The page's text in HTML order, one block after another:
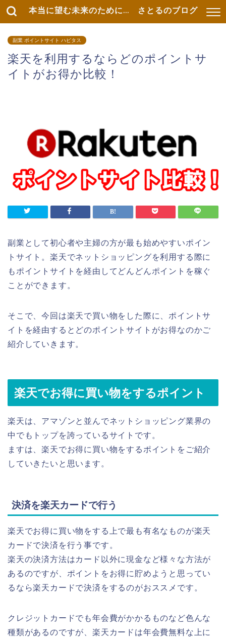
本当に望む未来のために... さとるのブログ
副業 ポイントサイト ハピタス
楽天を利用するならどのポイントサ
イトがお得か比較！
副業として初心者や主婦の方が最も始めやすいポイン
トサイト。楽天でネットショッピングを利用する際に
もポイントサイトを経由してどんどんポイントを稼ぐ
ことができます。
そこで、今回は楽天で買い物をした際に、ポイントサ
イトを経由するとどのポイントサイトがお得なのかご
紹介していきます。
楽天でお得に買い物をするポイント
楽天は、アマゾンと並んでネットショッピング業界の
中でもトップを誇っているサイトです。
ますは、楽天でお得に買い物をするポイントをご紹介
していきたいと思います。
決済を楽天カードで行う
楽天でお得に買い物をする上で最も有名なものが楽天
カードで決済を行う事です。
楽天の決済方法はカード以外に現金など様々な方法が
あるのですが、ポイントをお得に貯めようと思ってい
るなら楽天カードで決済をするのがおススメです。
クレジットカードでも年会費がかかるものなど色んな
種類があるのですが、楽天カードは年会費無料な上に